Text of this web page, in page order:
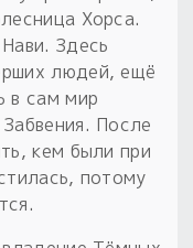
Хорса.
Здесь
людей, ещё
в сам мир
После
кем были при
потому